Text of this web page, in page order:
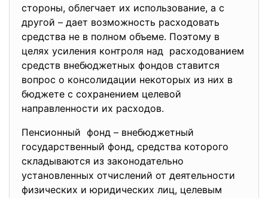
стороны, облегчает их использование, а с
другой – дает возможность расходовать
средства не в полном объеме. Поэтому в
целях усиления контроля над расходованием
средств внебюджетных фондов ставится
вопрос о консолидации некоторых из них в
бюджете с сохранением целевой
направленности их расходов.
Пенсионный фонд – внебюджетный
государственный фонд, средства которого
складываются из законодательно
установленных отчислений от деятельности
физических и юридических лиц, целевым